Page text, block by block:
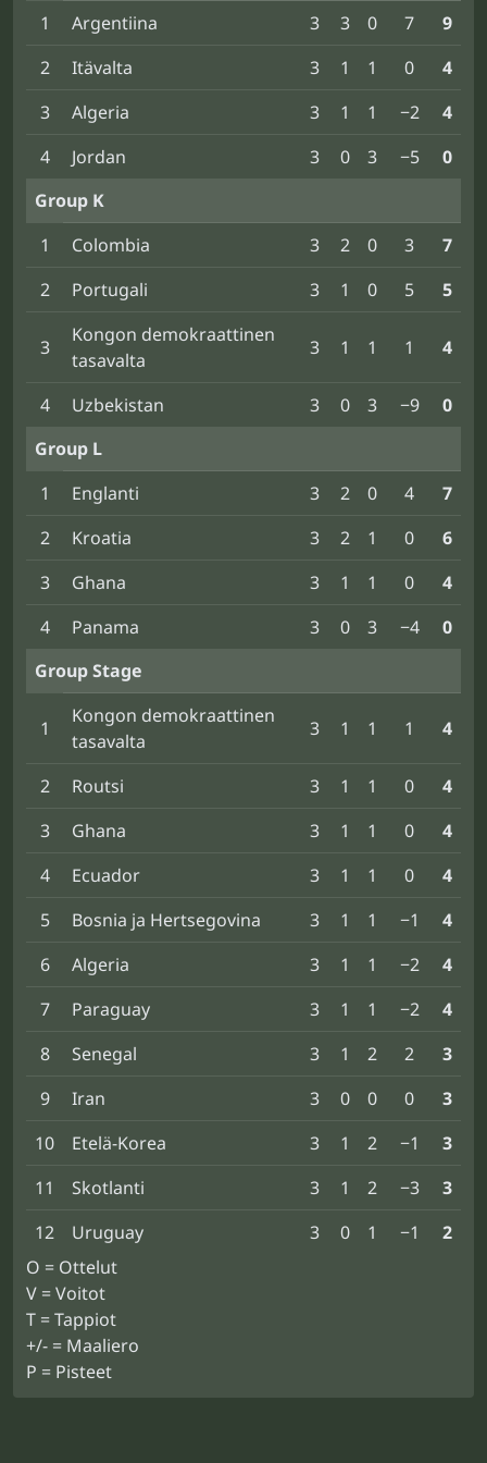
1 Argentiina 3 3 0 7
9
2
Itävalta 3 1 1 0
4
3
Algeria 3 1 1 −2
4
4
Jordan 3 0 3 −5
0
Group K
1
Colombia 3 2 0 3
7
2
Portugali 3 1 0 5 5
3
Kongon demokraattinen
tasavalta
3 1 1 1 4
4 Uzbekistan 3 0 3 −9
0
Group L
1
Englanti 3 2 0 4
7
2
Kroatia 3 2 1 0
6
3
Ghana 3 1 1 0
4
4
Panama 3 0 3 −4
0
Group Stage
1
Kongon demokraattinen
tasavalta
3 1 1 1 4
2 Routsi 3 1 1 0
4
3
Ghana 3 1 1 0
4
4
Ecuador 3 1 1 0
4
5
Bosnia ja Hertsegovina 3 1 1 −1
4
6
Algeria 3 1 1 −2
4
7
Paraguay 3 1 1 −2
4
8
Senegal 3 1 2 2
3
9
Iran 3 0 0 0
3
10
Etelä-Korea 3 1 2 −1
3
11
Skotlanti 3 1 2 −3
3
12
Uruguay 3 0 1 −1
2
O = Ottelut
V = Voitot
T = Tappiot
+/- = Maaliero
P = Pisteet